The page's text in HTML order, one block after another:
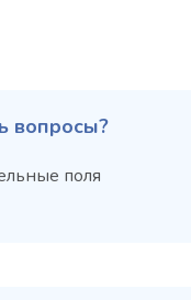
вопросы?
поля